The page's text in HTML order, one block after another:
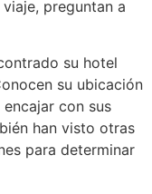
preguntan a
su hotel
su ubicación
con sus
han visto otras
para determinar